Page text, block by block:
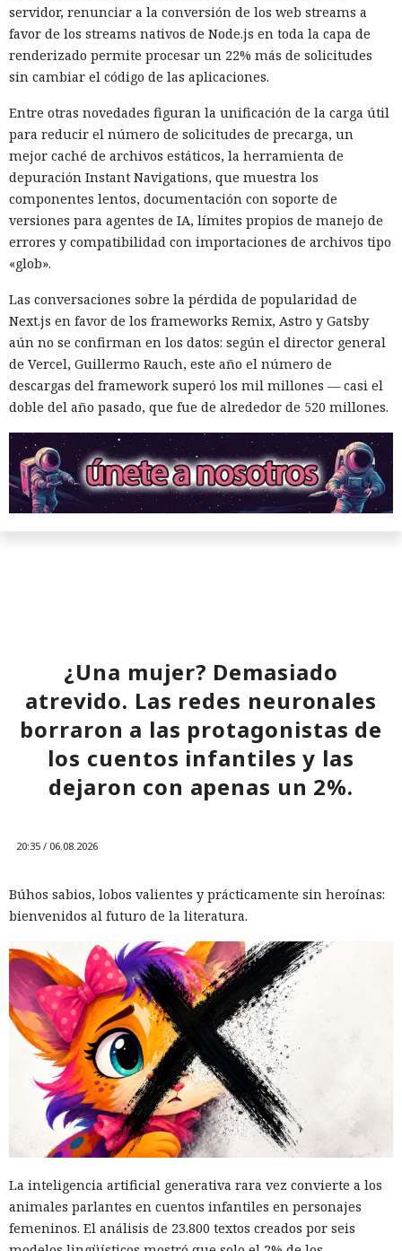
servidor, renunciar a la conversión de los web streams a
favor de los streams nativos de Node.js en toda la capa de
renderizado permite procesar un 22% más de solicitudes
sin cambiar el código de las aplicaciones.
Entre otras novedades figuran la unificación de la carga útil
para reducir el número de solicitudes de precarga, un
mejor caché de archivos estáticos, la herramienta de
depuración Instant Navigations, que muestra los
componentes lentos, documentación con soporte de
versiones para agentes de IA, límites propios de manejo de
errores y compatibilidad con importaciones de archivos tipo
«glob».
Las conversaciones sobre la pérdida de popularidad de
Next.js en favor de los frameworks Remix, Astro y Gatsby
aún no se confirman en los datos: según el director general
de Vercel, Guillermo Rauch, este año el número de
descargas del framework superó los mil millones — casi el
doble del año pasado, que fue de alrededor de 520 millones.
no quedó impune: detenido el
autor, ya espera sentencia en
una celda.
10:34 / 07.08.2026
El canadiense Connor Riley Muka ganó dinero durante
muchos meses con datos robados de otras personas, antes
uno de los mayores hackeos de los últimos años — ataque a
la plataforma en la nube Snowflake.
¿Una mujer? Demasiado
atrevido. Las redes neuronales
borraron a las protagonistas de
los cuentos infantiles y las
dejaron con apenas un 2%.
20:35 / 06.08.2026
Búhos sabios, lobos valientes y prácticamente sin heroínas:
bienvenidos al futuro de la literatura.
La inteligencia artificial generativa rara vez convierte a los
animales parlantes en cuentos infantiles en personajes
femeninos. El análisis de 23.800 textos creados por seis